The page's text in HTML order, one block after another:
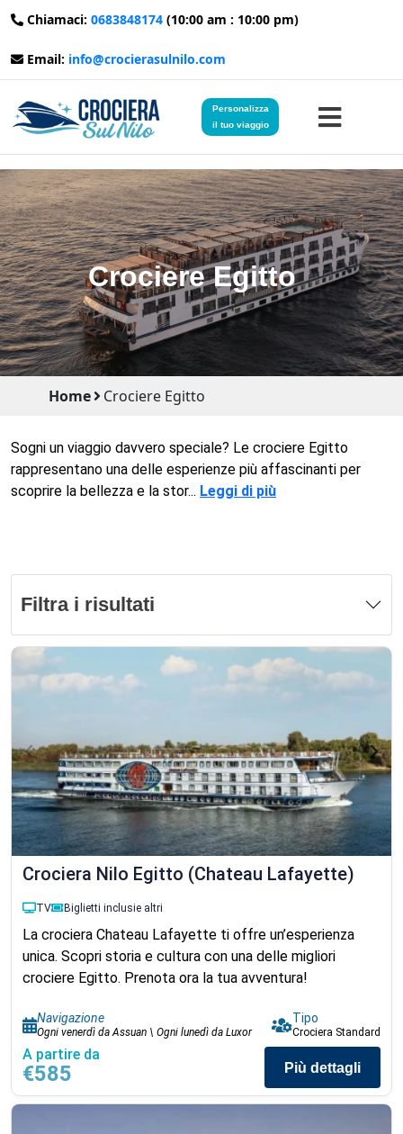
Chiamaci: 0683848174 (10:00 am : 10:00 pm)
Email: info@crocierasulnilo.com
Personalizza
il tuo viaggio
Home
Viaggi in Egitto
Crociere sul Nilo
Viaggi in Giordania
Blog
Crociere Egitto
Home Crociere Egitto
Sogni un viaggio davvero speciale? Le crociere Egitto
rappresentano una delle esperienze più affascinanti per
scoprire la bellezza e la stor... Leggi di più
Filtra i risultati
Crociera Nilo Egitto (Chateau Lafayette)
TV Biglietti inclusie altri
La crociera Chateau Lafayette ti offre un’esperienza
unica. Scopri storia e cultura con una delle migliori
crociere Egitto. Prenota ora la tua avventura!
Navigazione
Ogni venerdì da Assuan \ Ogni lunedì da Luxor
Tipo
Crociera Standard
A partire da
€585 Più dettagli